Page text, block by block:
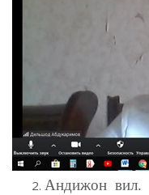
Андижон вил.